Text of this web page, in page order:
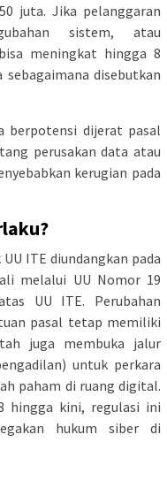
juta. Jika pelanggaran
sistem, atau
meningkat hingga 8
disebutkan
berpotensi dijerat pasal
perusakan data atau
kerugian pada
ITE diundangkan pada
melalui UU Nomor 19
UU ITE. Perubahan
pasal tetap memiliki
juga membuka jalur
untuk perkara
paham di ruang digital.
hingga kini, regulasi ini
hukum siber di